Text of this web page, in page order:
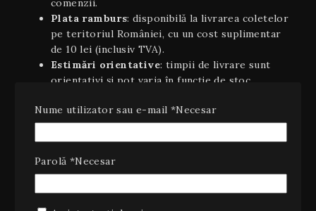
comenzii.
Plata ramburs: disponibilă la livrarea coletelor
pe teritoriul României, cu un cost suplimentar
de 10 lei (inclusiv TVA).
Estimări orientative: timpii de livrare sunt
orientativi şi pot varia în funcție de stoc,
meteo/excepționale.
privind drepturile consumatorilor, aveți dreptul să vă
Nume utilizator sau e-mail *Necesar
Parolă *Necesar